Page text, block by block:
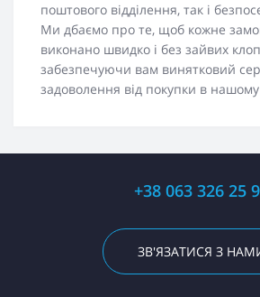
поштового відділення, так і
Ми дбаємо про те, щоб кожне
виконано швидко і без зайвих
забезпечуючи вам винятковий
задоволення від покупки в нашому
+38 063 326 25
ЗВ'ЯЗАТИСЯ З